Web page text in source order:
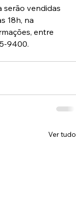
serão vendidas
18h, na
entre
9400.
Ver tudo